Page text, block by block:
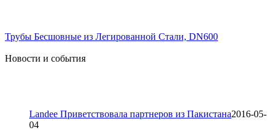
Трубы Бесшовные из Легированной Стали, DN600
Новости и события
Landee Приветствовала партнеров из Пакистана2016-05-
04